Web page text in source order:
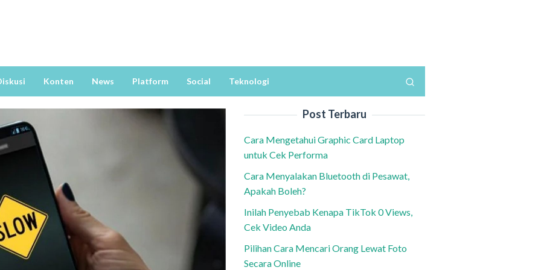
Konten News Platform Social Teknologi
Post Terbaru
Cara Mengetahui Graphic Card Laptop
untuk Cek Performa
Cara Menyalakan Bluetooth di Pesawat,
Apakah Boleh?
Inilah Penyebab Kenapa TikTok 0 Views,
Cek Video Anda
Pilihan Cara Mencari Orang Lewat Foto
Secara Online